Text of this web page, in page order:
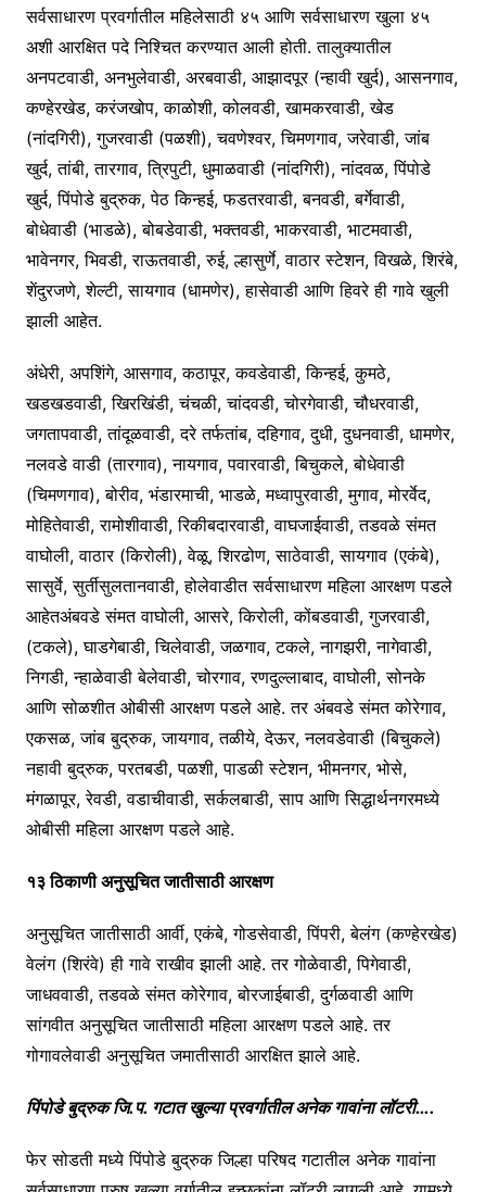
सर्वसाधारण प्रवर्गातील महिलेसाठी ४५ आणि सर्वसाधारण खुला ४५
अशी आरक्षित पदे निश्चित करण्यात आली होती. तालुक्यातील
अनपटवाडी, अनभुलेवाडी, अरबवाडी, आझादपूर (न्हावी खुर्द), आसनगाव,
कण्हेरखेड, करंजखोप, काळोशी, कोलवडी, खामकरवाडी, खेड
(नांदगिरी), गुजरवाडी (पळशी), चवणेश्वर, चिमणगाव, जरेवाडी, जांब
खुर्द, तांबी, तारगाव, त्रिपुटी, धुमाळवाडी (नांदगिरी), नांदवळ, पिंपोडे
खुर्द, पिंपोडे बुद्रुक, पेठ किन्हई, फडतरवाडी, बनवडी, बर्गेवाडी,
बोधेवाडी (भाडळे), बोबडेवाडी, भक्तवडी, भाकरवाडी, भाटमवाडी,
भावेनगर, भिवडी, राऊतवाडी, रुई, ल्हासुर्णे, वाठार स्टेशन, विखळे, शिरंबे,
शेंदुरजणे, शेल्टी, सायगाव (धामणेर), हासेवाडी आणि हिवरे ही गावे खुली
झाली आहेत.
अंधेरी, अपशिंगे, आसगाव, कठापूर, कवडेवाडी, किन्हई, कुमठे,
खडखडवाडी, खिरखिंडी, चंचळी, चांदवडी, चोरगेवाडी, चौधरवाडी,
जगतापवाडी, तांदूळवाडी, दरे तर्फतांब, दहिगाव, दुधी, दुधनवाडी, धामणेर,
नलवडे वाडी (तारगाव), नायगाव, पवारवाडी, बिचुकले, बोधेवाडी
(चिमणगाव), बोरीव, भंडारमाची, भाडळे, मध्वापुरवाडी, मुगाव, मोरर्वेद,
मोहितेवाडी, रामोशीवाडी, रिकीबदारवाडी, वाघजाईवाडी, तडवळे संमत
वाघोली, वाठार (किरोली), वेळू, शिरढोण, साठेवाडी, सायगाव (एकंबे),
सासुर्वे, सुर्तीसुलतानवाडी, होलेवाडीत सर्वसाधारण महिला आरक्षण पडले
आहेतअंबवडे संमत वाघोली, आसरे, किरोली, कोंबडवाडी, गुजरवाडी,
(टकले), घाडगेबाडी, चिलेवाडी, जळगाव, टकले, नागझरी, नागेवाडी,
निगडी, न्हाळेवाडी बेलेवाडी, चोरगाव, रणदुल्लाबाद, वाघोली, सोनके
आणि सोळशीत ओबीसी आरक्षण पडले आहे. तर अंबवडे संमत कोरेगाव,
एकसळ, जांब बुद्रुक, जायगाव, तळीये, देऊर, नलवडेवाडी (बिचुकले)
नहावी बुद्रुक, परतबडी, पळशी, पाडळी स्टेशन, भीमनगर, भोसे,
मंगळापूर, रेवडी, वडाचीवाडी, सर्कलबाडी, साप आणि सिद्धार्थनगरमध्ये
ओबीसी महिला आरक्षण पडले आहे.
१३ ठिकाणी अनुसूचित जातीसाठी आरक्षण
अनुसूचित जातीसाठी आर्वी, एकंबे, गोडसेवाडी, पिंपरी, बेलंग (कण्हेरखेड)
वेलंग (शिरंवे) ही गावे राखीव झाली आहे. तर गोळेवाडी, पिगेवाडी,
जाधववाडी, तडवळे संमत कोरेगाव, बोरजाईबाडी, दुर्गळवाडी आणि
सांगवीत अनुसूचित जातीसाठी महिला आरक्षण पडले आहे. तर
गोगावलेवाडी अनुसूचित जमातीसाठी आरक्षित झाले आहे.
पिंपोडे बुद्रुक जि.प. गटात खुल्या प्रवर्गातील अनेक गावांना लॉटरी….
फेर सोडती मध्ये पिंपोडे बुद्रुक जिल्हा परिषद गटातील अनेक गावांना